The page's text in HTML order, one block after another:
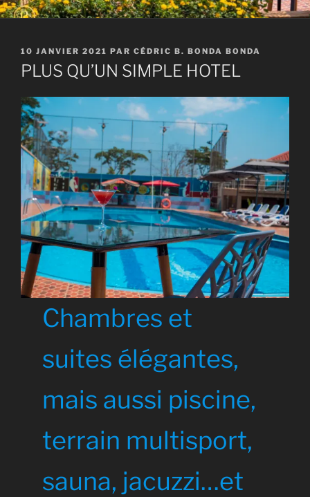
PUBLIÉ
LE
10 JANVIER 2021 PAR CÉDRIC B. BONDA BONDA
PLUS QU’UN SIMPLE HOTEL
Chambres et
suites élégantes,
mais aussi piscine,
terrain multisport,
sauna, jacuzzi…et